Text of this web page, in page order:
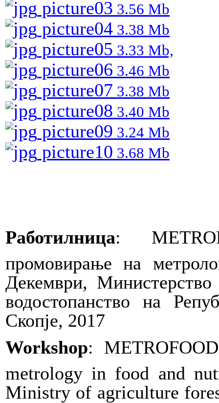
picture03 3.56 Mb
picture04 3.38 Mb
picture05 3.33 Mb,
picture06 3.46 Mb
picture07 3.38 Mb
picture08 3.40 Mb
picture09 3.24 Mb
picture10 3.68 Mb
Работилница:
промовирање на
Декември,
водостопанство на
Скопје, 2017
Workshop:
metrology in food and
Ministry of agriculture